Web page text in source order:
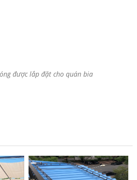
được lắp đặt cho quán bia